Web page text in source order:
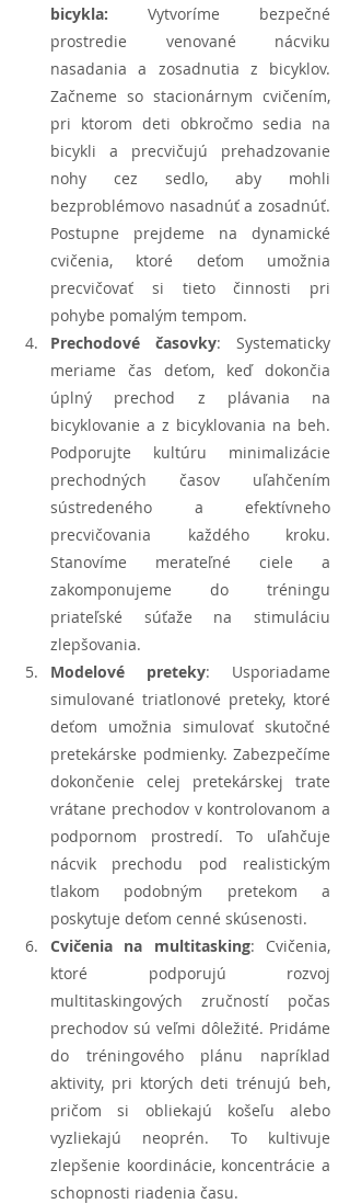
bicykla: Vytvoríme bezpečné
prostredie venované nácviku
nasadania a zosadnutia z bicyklov.
Začneme so stacionárnym cvičením,
pri ktorom deti obkročmo sedia na
bicykli a precvičujú prehadzovanie
nohy cez sedlo, aby mohli
bezproblémovo nasadnúť a zosadnúť.
Postupne prejdeme na dynamické
cvičenia, ktoré deťom umožnia
precvičovať si tieto činnosti pri
pohybe pomalým tempom.
Prechodové časovky: Systematicky
meriame čas deťom, keď dokončia
úplný prechod z plávania na
bicyklovanie a z bicyklovania na beh.
Podporujte kultúru minimalizácie
prechodných časov uľahčením
sústredeného a efektívneho
precvičovania každého kroku.
Stanovíme merateľné ciele a
zakomponujeme do tréningu
priateľské súťaže na stimuláciu
zlepšovania.
Modelové preteky: Usporiadame
simulované triatlonové preteky, ktoré
deťom umožnia simulovať skutočné
pretekárske podmienky. Zabezpečíme
dokončenie celej pretekárskej trate
vrátane prechodov v kontrolovanom a
podpornom prostredí. To uľahčuje
nácvik prechodu pod realistickým
tlakom podobným pretekom a
poskytuje deťom cenné skúsenosti.
Cvičenia na multitasking: Cvičenia,
ktoré podporujú rozvoj
multitaskingových zručností počas
prechodov sú veľmi dôležité. Pridáme
do tréningového plánu napríklad
aktivity, pri ktorých deti trénujú beh,
pričom si obliekajú košeľu alebo
vyzliekajú neoprén. To kultivuje
zlepšenie koordinácie, koncentrácie a
schopnosti riadenia času.